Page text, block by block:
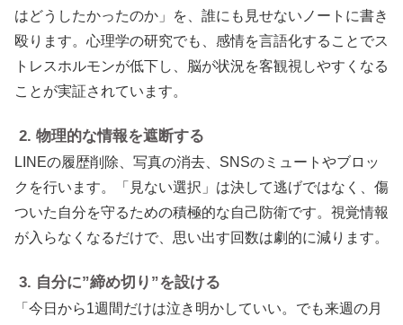
はどうしたかったのか」を、誰にも見せないノートに書き
殴ります。心理学の研究でも、感情を言語化することでス
トレスホルモンが低下し、脳が状況を客観視しやすくなる
ことが実証されています。
2. 物理的な情報を遮断する
LINEの履歴削除、写真の消去、SNSのミュートやブロッ
クを行います。「見ない選択」は決して逃げではなく、傷
ついた自分を守るための積極的な自己防衛です。視覚情報
が入らなくなるだけで、思い出す回数は劇的に減ります。
3. 自分に”締め切り”を設ける
「今日から1週間だけは泣き明かしていい。でも来週の月